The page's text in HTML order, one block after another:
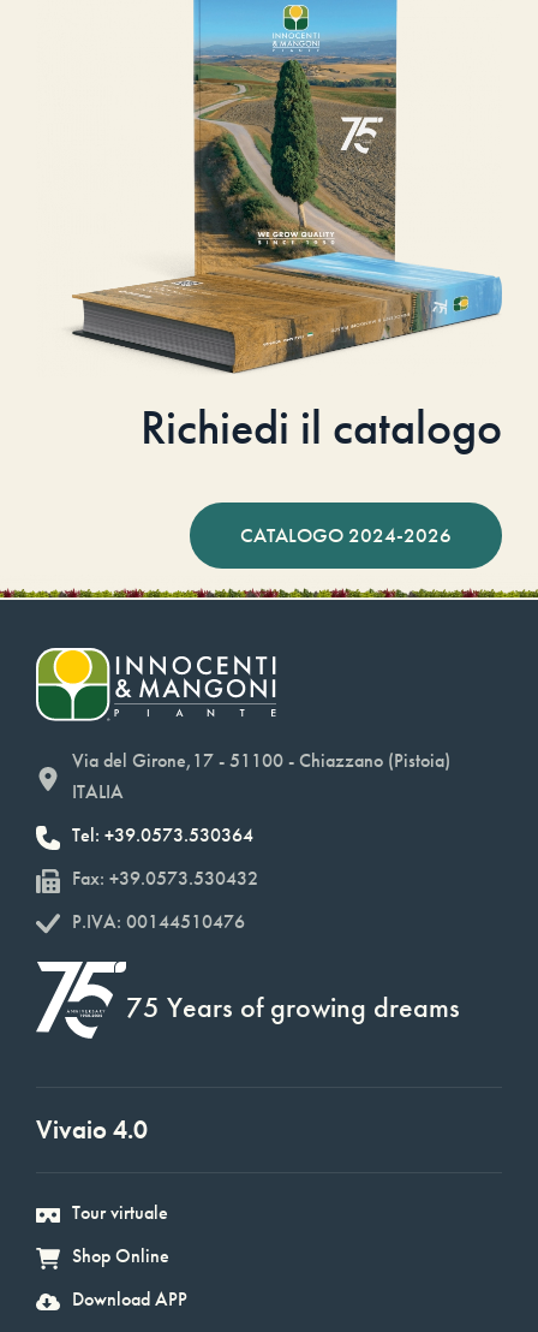
Richiedi il catalogo
CATALOGO 2024-2026
Via del Girone,17 - 51100 - Chiazzano (Pistoia)
ITALIA
Tel: +39.0573.530364
Fax: +39.0573.530432
P.IVA: 00144510476
75 Years of growing dreams
Vivaio 4.0
Tour virtuale
Shop Online
Download APP